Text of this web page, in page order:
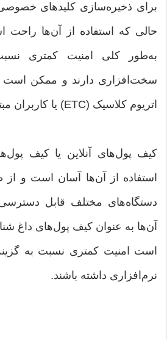
برای ذخیره‌سازی کلیدهای خصوصی
حالی که استفاده از آن‌ها راحت
به‌طور کلی امنیت کمتری
سخت‌افزاری دارند و ممکن است
اتریوم کلاسیک (ETC) یا کاربران مبتدی مناسب‌تر باشند.
کیف پول‌های آنلاین یا کیف
استفاده از آن‌ها آسان است و
دستگاه‌های مختلف قابل
آن‌ها به عنوان کیف پول‌های داغ
است امنیت کمتری نسبت به
نرم‌افزاری داشته باشند.